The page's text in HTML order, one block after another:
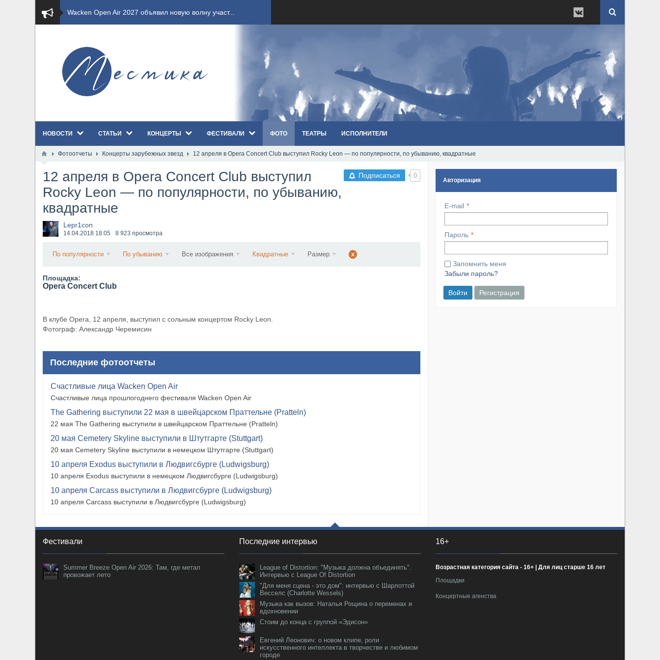
​Imminence анонсировали новый альбом Axis Mundi...
GHOST возвращаются на большие экраны с новым ко...
​Summer Breeze Open Air 2026 полностью переходи...
ANTHRAX представили новый сингл и видеоклип «Th...
XANDRIA представили новый сингл под названием «...
Wacken Open Air 2026 объявили последние одиннад...
​Wacken Open Air 2027 объявил новую волну участ...
НОВОСТИ СТАТЬИ КОНЦЕРТЫ ФЕСТИВАЛИ ФОТО ТЕАТРЫ ИСПОЛНИТЕЛИ
Фотоотчеты Концерты зарубежных звезд 12 апреля в Opera Concert Club выступил Rocky Leon — по популярности, по убыванию, квадратные
Подписаться 0
12 апреля в Opera Concert Club выступил
Rocky Leon — по популярности, по убыванию,
квадратные
Lepr1con
14.04.2018 18:05 8 923 просмотра
По популярности По убыванию Все изображения Квадратные Размер x
Площадка:
Opera Concert Club
В клубе Opera, 12 апреля, выступил с сольным концертом Rocky Leon.
Фотограф: Александр Черемисин
Последние фотоотчеты
Счастливые лица Wacken Open Air
Счастливые лица прошлогоднего фестиваля Wacken Open Air
The Gathering выступили 22 мая в швейцарском Праттельне (Pratteln)
22 мая The Gathering выступили в швейцарском Праттельне (Pratteln)
20 мая Cemetery Skyline выступили в Штутгарте (Stuttgart)
20 мая Cemetery Skyline выступили в немецком Штутгарте (Stuttgart)
10 апреля Exodus выступили в Людвигсбурге (Ludwigsburg)
10 апреля Exodus выступили в немецком Людвигсбурге (Ludwigsburg)
10 апреля Carcass выступили в Людвигсбурге (Ludwigsburg)
10 апреля Carcass выступили в Людвигсбурге (Ludwigsburg)
Авторизация
E-mail
Пароль
Запомнить меня
Забыли пароль?
Войти Регистрация
Фестивали
Summer Breeze Open Air 2026: Там, где метал
провожает лето
Последние интервью
League of Distortion: "Музыка должна объединять".
Интервью с League Of Distortion
"Для меня сцена - это дом": интервью с Шарлоттой
Весселс (Charlotte Wessels)
Музыка как вызов: Наталья Рощина о переменах и
вдохновении
Стоим до конца с группой «Эдисон»
Евгений Леонович: о новом клипе, роли
искусственного интеллекта в творчестве и любимом
городе
16+
Возрастная категория сайта - 16+ | Для лиц старше 16 лет
Площадки
Концертные агенства